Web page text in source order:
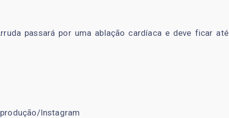
passará por uma ablação cardíaca e deve ficar até
Instagram